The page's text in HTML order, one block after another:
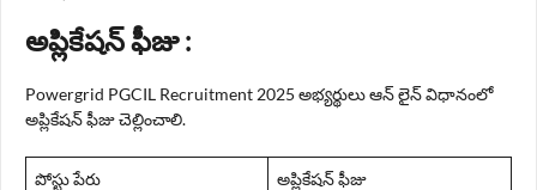
అప్లికేషన్ ఫీజు :
Powergrid PGCIL Recruitment 2025 అభ్యర్థులు ఆన్ లైన్ విధానంలో
అప్లికేషన్ ఫీజు చెల్లించాలి.
పోస్టు పేరు అప్లికేషన్ ఫీజు